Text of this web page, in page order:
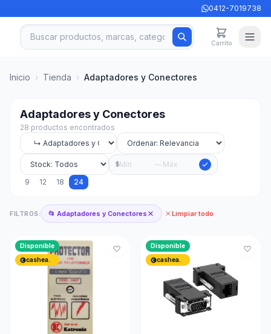
0412-7019738
Carrito
Inicio › Tienda › Adaptadores y Conectores
Adaptadores y Conectores
28 productos encontrados
$
—
9
12 18 24
FILTROS: 📂 Adaptadores y Conectores Limpiar todo
Disponible
cashea.
Disponible
cashea.